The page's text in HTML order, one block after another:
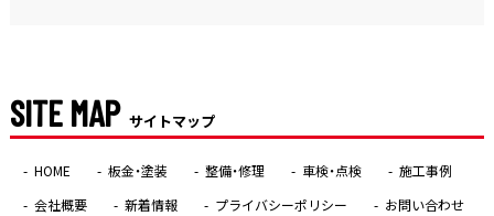
SITE MAP サイトマップ
HOME 板金・塗装 整備・修理 車検・点検
施工事例
会社概要
新着情報 プライバシーポリシー お問い合わせ